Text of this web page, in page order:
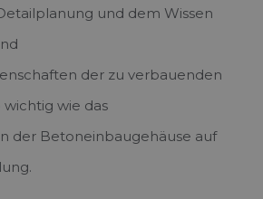
und dem Wissen
der zu verbauenden
wichtig wie das
der Betoneinbaugehäuse auf